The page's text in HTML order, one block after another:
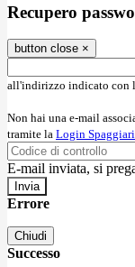
Recupero
button close ×
all'indirizzo indicato con
Non hai una e-mail
tramite la Login Spaggiari
E-mail inviata, si
Errore
Chiudi
Successo